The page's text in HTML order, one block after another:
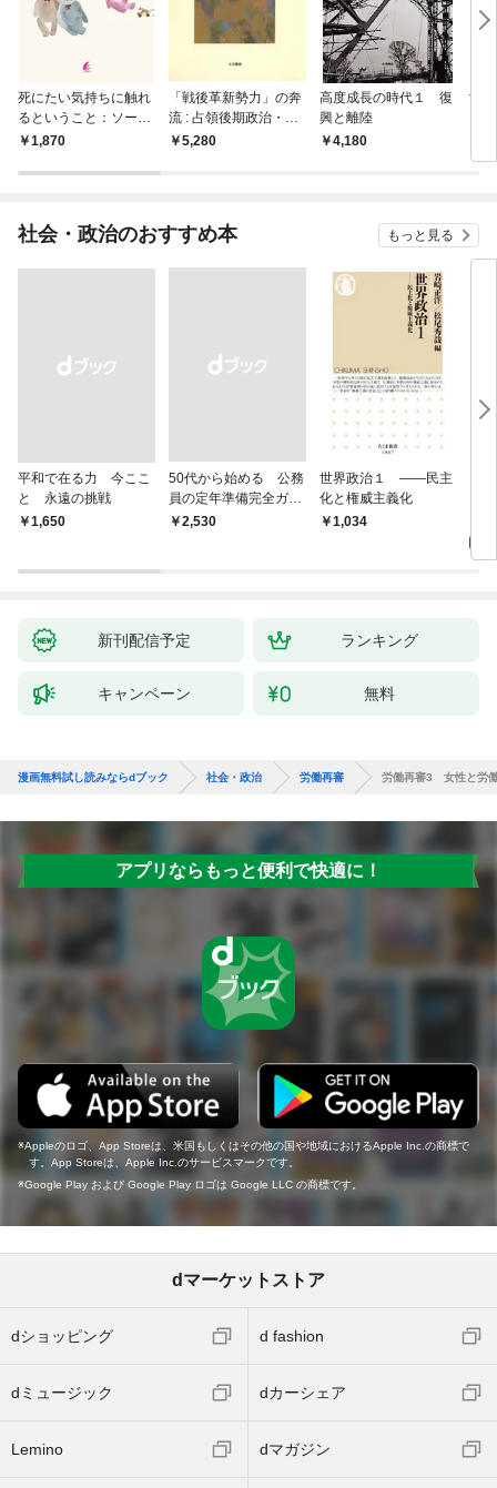
死にたい気持ちに触れ
るということ：ソーシ
ャルワーカーが見てい
1,870
「戦後革新勢力」の奔
流 : 占領後期政治・社
会運動史論1948-1950
5,280
高度成長の時代１ 復
興と離陸
4,180
世
社会・政治のおすすめ本 もっと見る
平和で在る力 今ここ
と 永遠の挑戦
￥1,650
50代から始める 公務
員の定年準備完全ガイ
ド
￥2,530
世界政治１ ――民主
化と権威主義化
1,034
新刊配信予定 ランキング
キャンペーン 無料
漫画無料試し読みならdブック 社会・政治 労働再審 労働再審3 女性と労
アプリならもっと便利で快適に！
Appleのロゴ、App Storeは、米国もしくはその他の国や地域におけるApple Inc.の商標で
す。App Storeは、Apple Inc.のサービスマークです。
Google Play および Google Play ロゴは Google LLC の商標です。
dマーケットストア
dショッピング d fashion
dミュージック dカーシェア
Lemino dマガジン